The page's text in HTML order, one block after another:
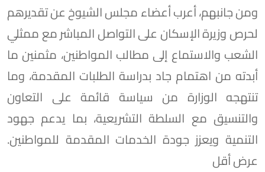
ومن جانبهم، أعرب أعضاء مجلس الشيوخ عن تقديرهم
لحرص وزيرة الإسكان على التواصل المباشر مع ممثلي
الشعب والاستماع إلى مطالب المواطنين، مثمنين ما
أبدته من اهتمام جاد بدراسة الطلبات المقدمة، وما
تنتهجه الوزارة من سياسة قائمة على التعاون
والتنسيق مع السلطة التشريعية، بما يدعم جهود
التنمية ويعزز جودة الخدمات المقدمة للمواطنين.
عرض أقل